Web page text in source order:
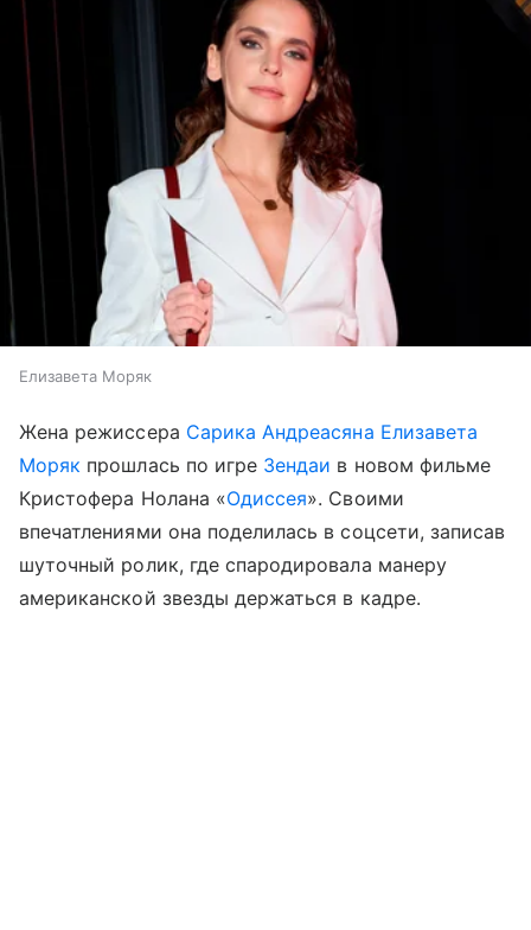
Елизавета Моряк
Жена режиссера Сарика Андреасяна Елизавета
Моряк прошлась по игре Зендаи в новом фильме
Кристофера Нолана «Одиссея». Своими
впечатлениями она поделилась в соцсети, записав
шуточный ролик, где спародировала манеру
американской звезды держаться в кадре.